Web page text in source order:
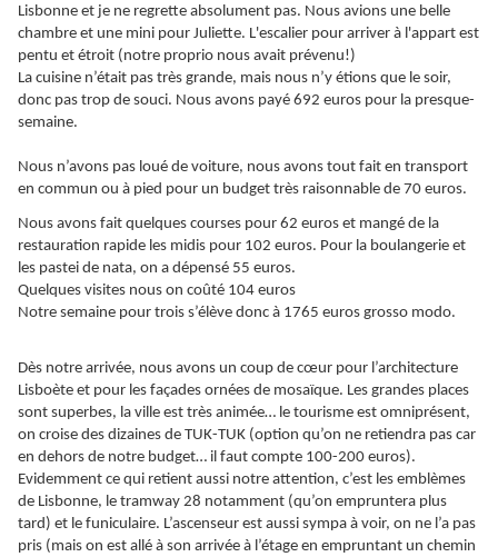
Lisbonne et je ne regrette absolument pas. Nous avions une belle
chambre et une mini pour Juliette. L'escalier pour arriver à l'appart est
pentu et étroit (notre proprio nous avait prévenu!)
La cuisine n’était pas très grande, mais nous n’y étions que le soir,
donc pas trop de souci. Nous avons payé 692 euros pour la presque-
semaine.
Nous n’avons pas loué de voiture, nous avons tout fait en transport
en commun ou à pied pour un budget très raisonnable de 70 euros.
Nous avons fait quelques courses pour 62 euros et mangé de la
restauration rapide les midis pour 102 euros. Pour la boulangerie et
les pastei de nata, on a dépensé 55 euros.
Quelques visites nous on coûté 104 euros
Notre semaine pour trois s’élève donc à 1765 euros grosso modo.
Dès notre arrivée, nous avons un coup de cœur pour l’architecture
Lisboète et pour les façades ornées de mosaïque. Les grandes places
sont superbes, la ville est très animée… le tourisme est omniprésent,
on croise des dizaines de TUK-TUK (option qu’on ne retiendra pas car
en dehors de notre budget… il faut compte 100-200 euros).
Evidemment ce qui retient aussi notre attention, c’est les emblèmes
de Lisbonne, le tramway 28 notamment (qu’on empruntera plus
tard) et le funiculaire. L’ascenseur est aussi sympa à voir, on ne l’a pas
pris (mais on est allé à son arrivée à l’étage en empruntant un chemin